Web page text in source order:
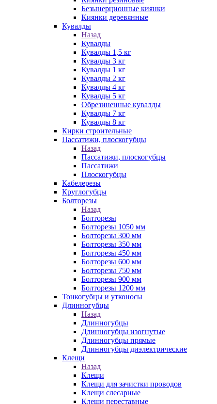
Безынерционные киянки
Киянки деревянные
Кувалды
Назад
Кувалды
Кувалды 1,5 кг
Кувалды 3 кг
Кувалды 1 кг
Кувалды 2 кг
Кувалды 4 кг
Кувалды 5 кг
Обрезиненные кувалды
Кувалды 7 кг
Кувалды 8 кг
Кирки строительные
Пассатижи, плоскогубцы
Назад
Пассатижи, плоскогубцы
Пассатижи
Плоскогубцы
Кабелерезы
Круглогубцы
Болторезы
Назад
Болторезы
Болторезы 1050 мм
Болторезы 300 мм
Болторезы 350 мм
Болторезы 450 мм
Болторезы 600 мм
Болторезы 750 мм
Болторезы 900 мм
Болторезы 1200 мм
Тонкогубцы и утконосы
Длинногубцы
Назад
Длинногубцы
Длинногубцы изогнутые
Длинногубцы прямые
Длинногубцы диэлектрические
Клещи
Назад
Клещи
Клещи для зачистки проводов
Клещи слесарные
Клещи переставные